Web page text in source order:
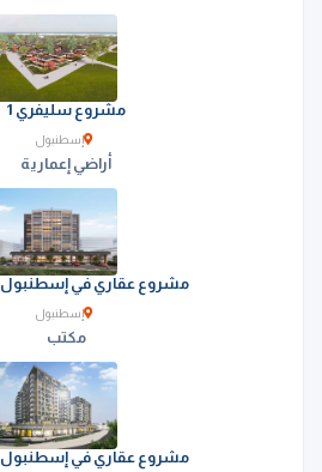
مشروع سليفري 1
إسطنبول
أراضي إعمارية
مشروع عقاري في إسطنبول AJ-005
إسطنبول
مكتب
مشروع عقاري في إسطنبول AJ-004